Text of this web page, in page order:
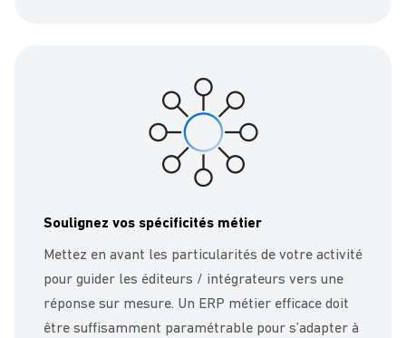
Soulignez vos spécificités métier
Mettez en avant les particularités de votre activité
pour guider les éditeurs / intégrateurs vers une
réponse sur mesure. Un ERP métier efficace doit
être suffisamment paramétrable pour s’adapter à